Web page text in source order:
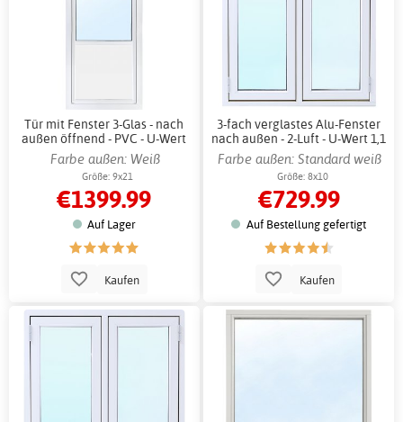
Tür mit Fenster 3-Glas - nach
außen öffnend - PVC - U-Wert
0,96 - Auslauf
Farbe außen: Weiß
Größe: 9x21
€1399.99
Auf Lager
Kaufen
3-fach verglastes Alu-Fenster
nach außen - 2-Luft - U-Wert 1,1
- Auslauf
Farbe außen: Standard weiß
Größe: 8x10
€729.99
Auf Bestellung gefertigt
Kaufen